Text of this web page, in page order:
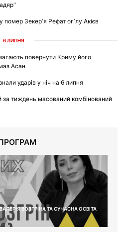
Зекерʼя Рефат огʼлу Акієв
6 ЛИПНЯ
повернути Криму його
Асан
ударів у ніч на 6 липня
за тиждень масований комбінований
ВОЗГРІНА ТА СУЧАСНА ОСВІТА